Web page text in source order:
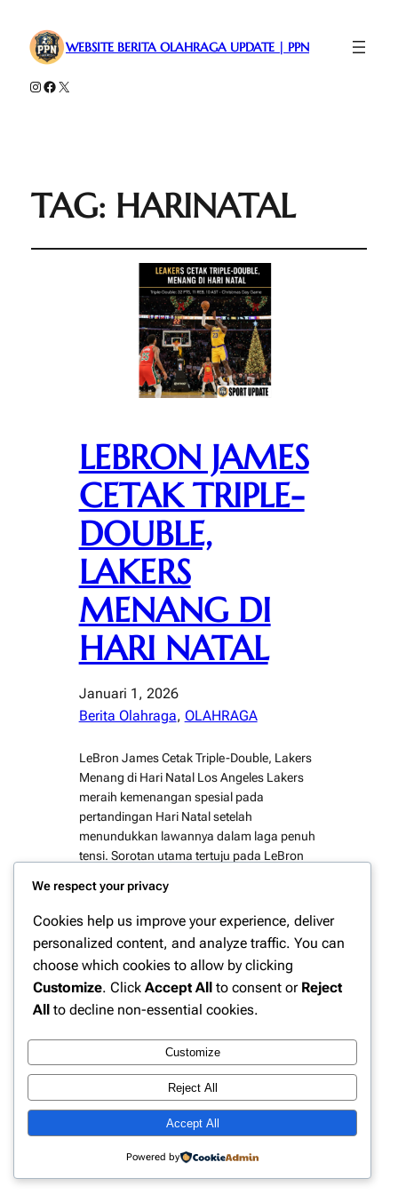
WEBSITE BERITA OLAHRAGA UPDATE | PPN
Instagram
Facebook
X
TAG: HARINATAL
LEBRON JAMES
CETAK TRIPLE-
DOUBLE,
LAKERS
MENANG DI
HARI NATAL
Januari 1, 2026
Berita Olahraga, OLAHRAGA
LeBron James Cetak Triple-Double, Lakers
Menang di Hari Natal Los Angeles Lakers
meraih kemenangan spesial pada
pertandingan Hari Natal setelah
menundukkan lawannya dalam laga penuh
tensi. Sorotan utama tertuju pada LeBron
mencatatkan triple-double, sebuah
pencapaian yang menegaskan statusnya
sebagai salah satu pemain terbaik
sepanjang sejarah NBA. Penampilan
gemilang LeBron…
Instagram
Facebook
X
Website Berita Olahraga Update | PPN
We respect your privacy
Cookies help us improve your experience, deliver
personalized content, and analyze traffic. You can
choose which cookies to allow by clicking
Customize. Click Accept All to consent or Reject
All to decline non-essential cookies.
Customize
Reject All
Accept All
Powered by